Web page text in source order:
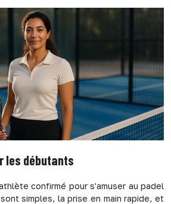
les débutants
confirmé pour s'amuser au padel
simples, la prise en main rapide, et